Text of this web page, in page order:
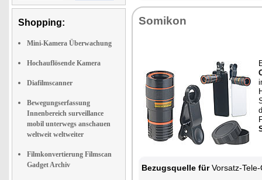
Shopping:
Mini-Kamera Überwachung
Hochauflösende Kamera
Diafilmscanner
Bewegungserfassung
Innenbereich surveillance
mobil unterwegs anschauen
weltweit weltweiter
Filmkonvertierung Filmscan
Gadget Archiv
Somikon
Bezugsquelle fürVorsatz-Tele-